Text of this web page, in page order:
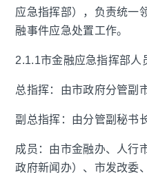
应急指挥部），负责统一
融事件应急处置工作。
2.1.1市金融应急指挥部人
总指挥：由市政府分管副
副总指挥：由分管副秘书
成员：由市金融办、人行
政府新闻办）、市发改委